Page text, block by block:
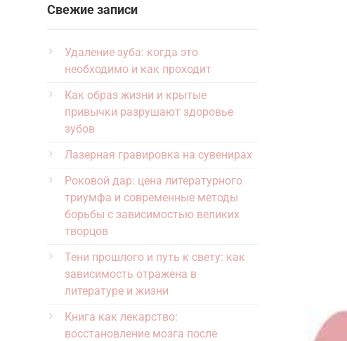
Свежие записи
Удаление зуба: когда это
необходимо и как проходит
Как образ жизни и крытые
привычки разрушают здоровье
зубов
Лазерная гравировка на сувенирах
Роковой дар: цена литературного
триумфа и современные методы
борьбы с зависимостью великих
творцов
Тени прошлого и путь к свету: как
зависимость отражена в
литературе и жизни
Книга как лекарство:
восстановление мозга после